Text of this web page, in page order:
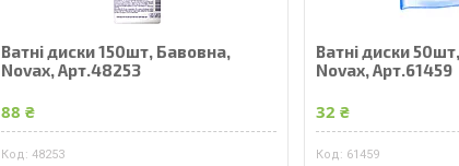
Ватні диски 150шт, Бавовна,
Novax, Арт.48253
88 ₴
48253
Ватні диски
Novax, Арт.61459
32 ₴
61459